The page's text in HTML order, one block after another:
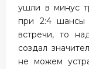
ушли в минус
при 2:4 шансы
встречи, то
создал
не можем